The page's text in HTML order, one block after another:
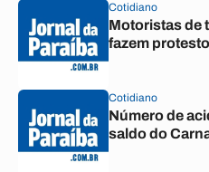
Cotidiano
Motoristas de
fazem
Cotidiano
Número de
saldo do